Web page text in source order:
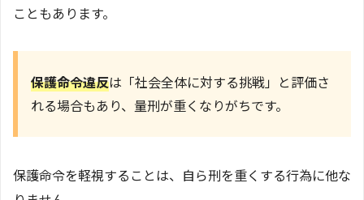
こともあります。
保護命令違反は「社会全体に対する挑戦」と評価さ
れる場合もあり、量刑が重くなりがちです。
保護命令を軽視することは、自ら刑を重くする行為に他な